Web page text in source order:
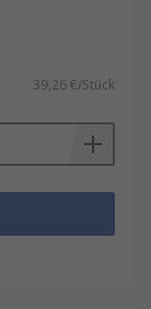
39,26 €/Stück